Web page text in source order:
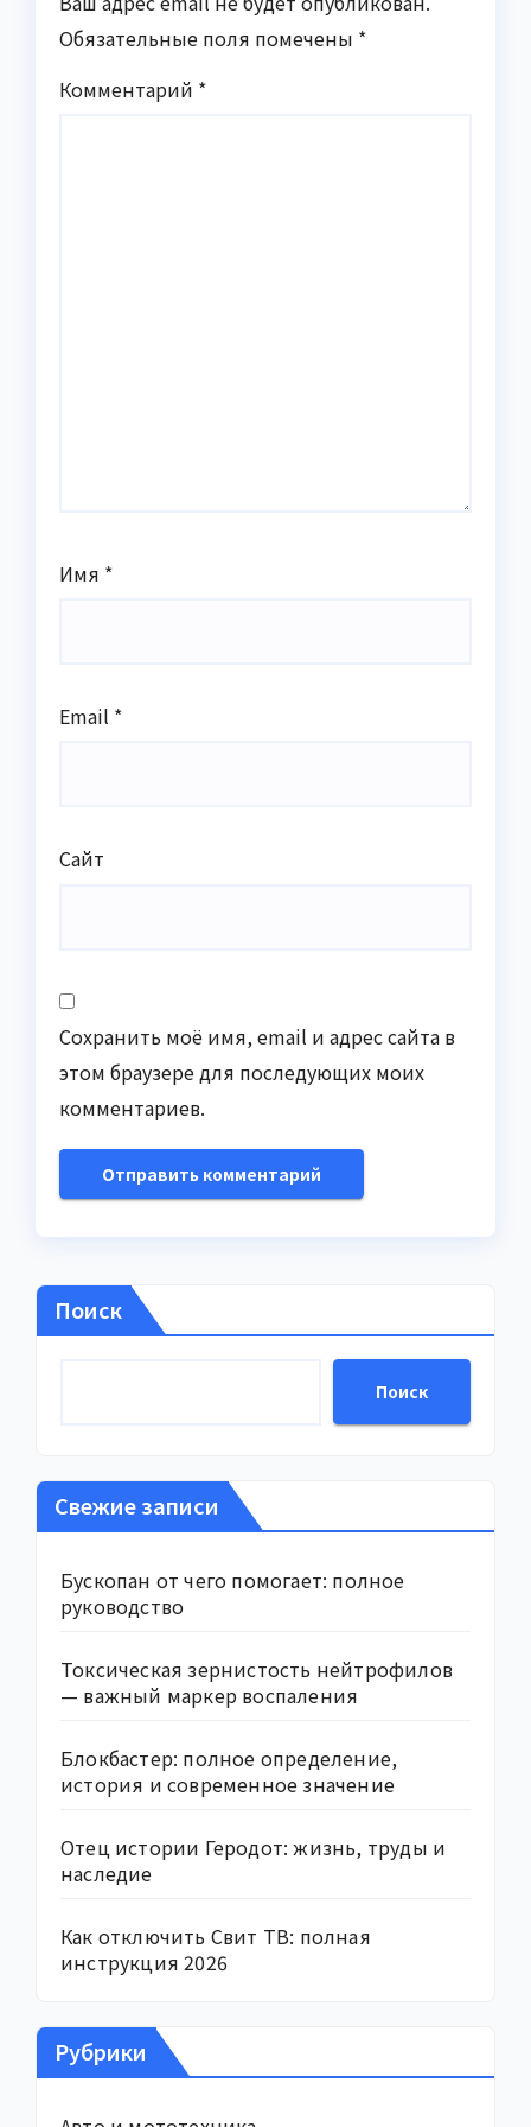
Обязательные поля помечены *
Комментарий *
Имя *
Email *
Сайт
Сохранить моё имя, email и адрес сайта в
этом браузере для последующих моих
комментариев.
Поиск
Поиск
Свежие записи
Бускопан от чего помогает: полное
руководство
Токсическая зернистость нейтрофилов
— важный маркер воспаления
Блокбастер: полное определение,
история и современное значение
Отец истории Геродот: жизнь, труды и
наследие
Как отключить Свит ТВ: полная
инструкция 2026
Рубрики